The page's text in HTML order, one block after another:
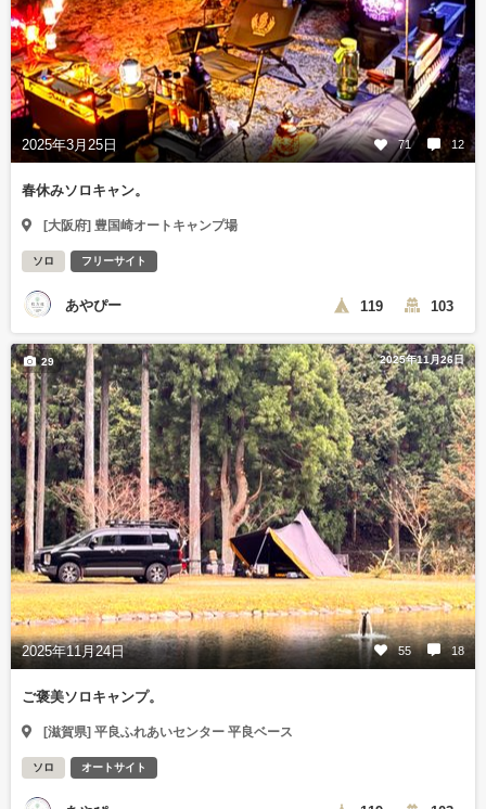
2025年3月25日 71 12
春休みソロキャン。
[大阪府] 豊国崎オートキャンプ場
ソロ フリーサイト
あやぴー 119 103
2025年11月26日
2025年11月24日 55 18
29
ご褒美ソロキャンプ。
[滋賀県] 平良ふれあいセンター 平良ベース
ソロ オートサイト